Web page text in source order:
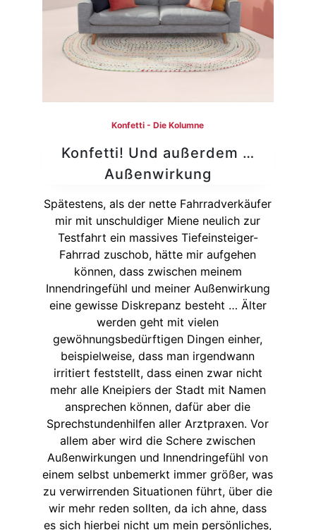
Konfetti - Die Kolumne
Konfetti! Und außerdem …
Außenwirkung
Spätestens, als der nette Fahrradverkäufer
mir mit unschuldiger Miene neulich zur
Testfahrt ein massives Tiefeinsteiger-
Fahrrad zuschob, hätte mir aufgehen
können, dass zwischen meinem
Innendringefühl und meiner Außenwirkung
eine gewisse Diskrepanz besteht … Älter
werden geht mit vielen
gewöhnungsbedürftigen Dingen einher,
beispielweise, dass man irgendwann
irritiert feststellt, dass einen zwar nicht
mehr alle Kneipiers der Stadt mit Namen
ansprechen können, dafür aber die
Sprechstundenhilfen aller Arztpraxen. Vor
allem aber wird die Schere zwischen
Außenwirkungen und Innendringefühl von
einem selbst unbemerkt immer größer, was
zu verwirrenden Situationen führt, über die
wir mehr reden sollten, da ich ahne, dass
es sich hierbei nicht um mein persönliches,